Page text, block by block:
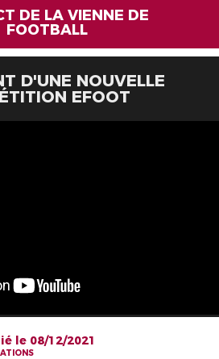
DE LA VIENNE DE
FOOTBALL
D'UNE NOUVELLE
EFOOT
le 08/12/2021